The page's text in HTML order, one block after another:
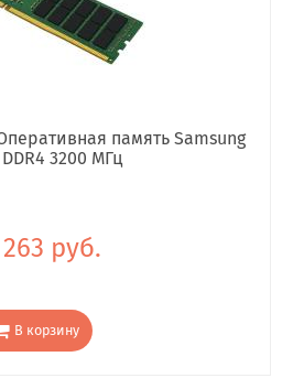
память Samsung
3200 МГц
руб.
В корзину